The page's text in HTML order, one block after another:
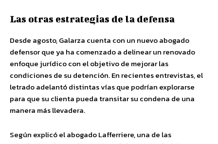
Las otras estrategias de la defensa
Desde agosto, Galarza cuenta con un nuevo abogado
defensor que ya ha comenzado a delinear un renovado
enfoque jurídico con el objetivo de mejorar las
condiciones de su detención. En recientes entrevistas, el
letrado adelantó distintas vías que podrían explorarse
para que su clienta pueda transitar su condena de una
manera más llevadera.
Según explicó el abogado Lafferriere, una de las